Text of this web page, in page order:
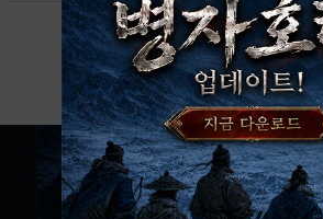
아이디 / 비밀번호 찾기 회